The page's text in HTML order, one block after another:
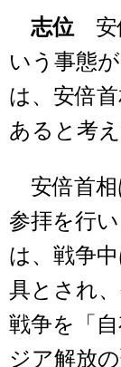
志位 安
いう事態
は、安倍
あると考
安倍首相
参拝を行
は、戦争
具とされ
戦争を「
ジア解放